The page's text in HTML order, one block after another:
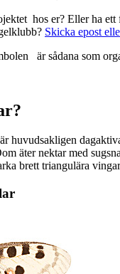
hos er? Eller ha
Skicka epost
är sådana som
huvudsakligen
äter nektar med
brett triangulära